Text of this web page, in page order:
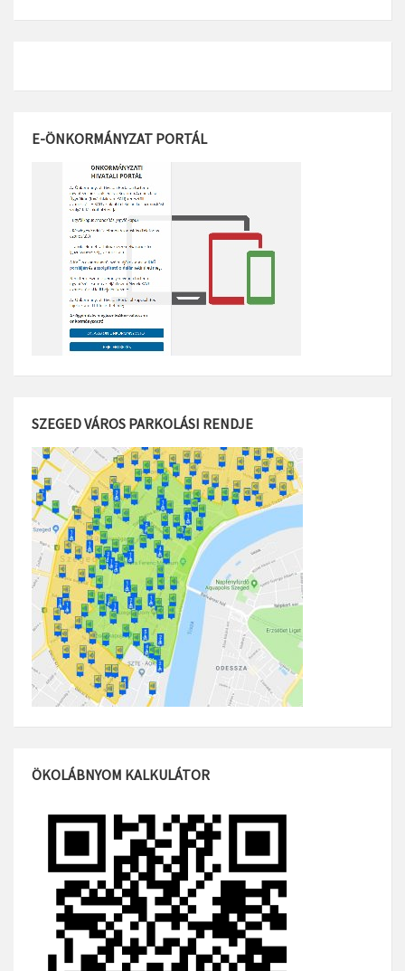
E-ÖNKORMÁNYZAT PORTÁL
SZEGED VÁROS PARKOLÁSI RENDJE
ÖKOLÁBNYOM KALKULÁTOR